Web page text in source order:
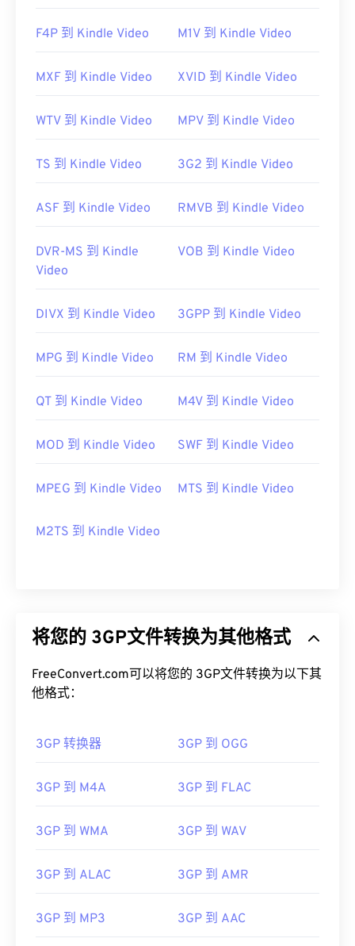
首次发行： 1997年
https://en.wikipedia.org/wiki/3GP_and_3G2
https://www.3gpp.org/
F4P 到 Kindle Video M1V 到 Kindle Video
MXF 到 Kindle Video XVID 到 Kindle Video
WTV 到 Kindle Video MPV 到 Kindle Video
TS 到 Kindle Video 3G2 到 Kindle Video
ASF 到 Kindle Video RMVB 到 Kindle Video
DVR-MS 到 Kindle
Video
VOB 到 Kindle Video
DIVX 到 Kindle Video 3GPP 到 Kindle Video
MPG 到 Kindle Video RM 到 Kindle Video
QT 到 Kindle Video M4V 到 Kindle Video
MOD 到 Kindle Video SWF 到 Kindle Video
MPEG 到 Kindle Video MTS 到 Kindle Video
M2TS 到 Kindle Video
将您的 3GP文件转换为其他格式
FreeConvert.com可以将您的 3GP文件转换为以下其
他格式：
3GP 转换器 3GP 到 OGG
3GP 到 M4A 3GP 到 FLAC
3GP 到 WMA 3GP 到 WAV
3GP 到 ALAC 3GP 到 AMR
3GP 到 MP3 3GP 到 AAC